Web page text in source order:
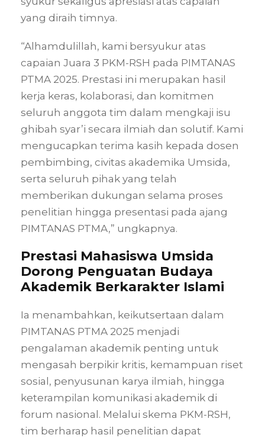
yang diraih timnya.
“Alhamdulillah, kami bersyukur atas
capaian Juara 3 PKM-RSH pada PIMTANAS
PTMA 2025. Prestasi ini merupakan hasil
kerja keras, kolaborasi, dan komitmen
seluruh anggota tim dalam mengkaji isu
ghibah syar’i secara ilmiah dan solutif. Kami
mengucapkan terima kasih kepada dosen
pembimbing, civitas akademika Umsida,
serta seluruh pihak yang telah
memberikan dukungan selama proses
penelitian hingga presentasi pada ajang
PIMTANAS PTMA,” ungkapnya.
Prestasi Mahasiswa Umsida
Dorong Penguatan Budaya
Akademik Berkarakter Islami
Ia menambahkan, keikutsertaan dalam
PIMTANAS PTMA 2025 menjadi
pengalaman akademik penting untuk
mengasah berpikir kritis, kemampuan riset
sosial, penyusunan karya ilmiah, hingga
keterampilan komunikasi akademik di
forum nasional. Melalui skema PKM-RSH,
tim berharap hasil penelitian dapat